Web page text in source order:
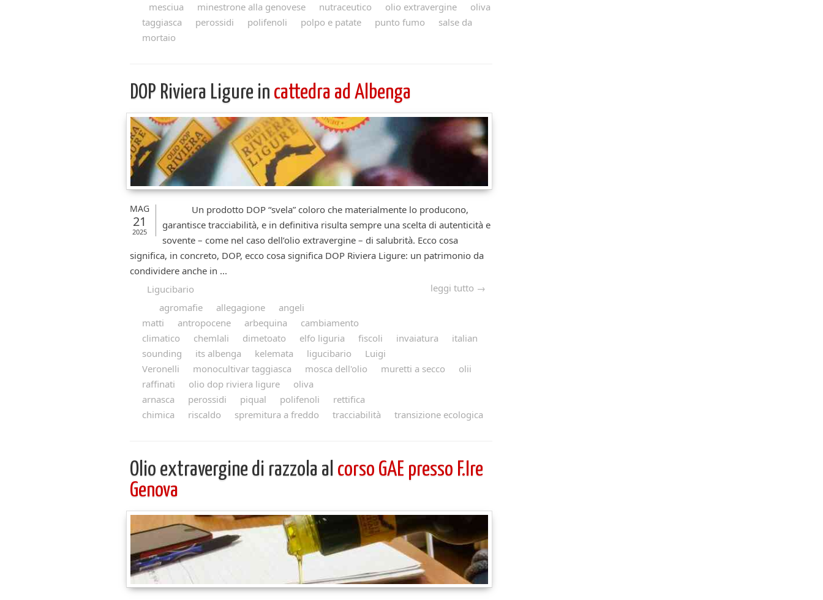
mesciua
minestrone alla genovese nutraceutico olio extravergine
oliva
taggiasca
perossidi polifenoli polpo e patate punto fumo
salse da
mortaio
DOP Riviera Ligure in cattedra ad Albenga
MAG
21
2025
Un prodotto DOP “svela” coloro che materialmente lo producono,
garantisce tracciabilità, e in definitiva risulta sempre una scelta di autenticità e
sovente – come nel caso dell’olio extravergine – di salubrità. Ecco cosa
significa, in concreto, DOP, ecco cosa significa DOP Riviera Ligure: un patrimonio da
condividere anche in ...
leggi tutto →
Ligucibario
agromafie
allegagione
angeli
matti
antropocene arbequina
cambiamento
climatico
chemlali dimetoato elfo liguria fiscoli invaiatura
italian
sounding
its albenga kelemata ligucibario
Luigi
Veronelli
monocultivar taggiasca mosca dell'olio muretti a secco
olii
raffinati
olio dop riviera ligure
oliva
arnasca
perossidi piqual polifenoli
rettifica
chimica
riscaldo spremitura a freddo tracciabilità transizione ecologica
Olio extravergine di razzola al corso GAE presso F.Ire
Genova